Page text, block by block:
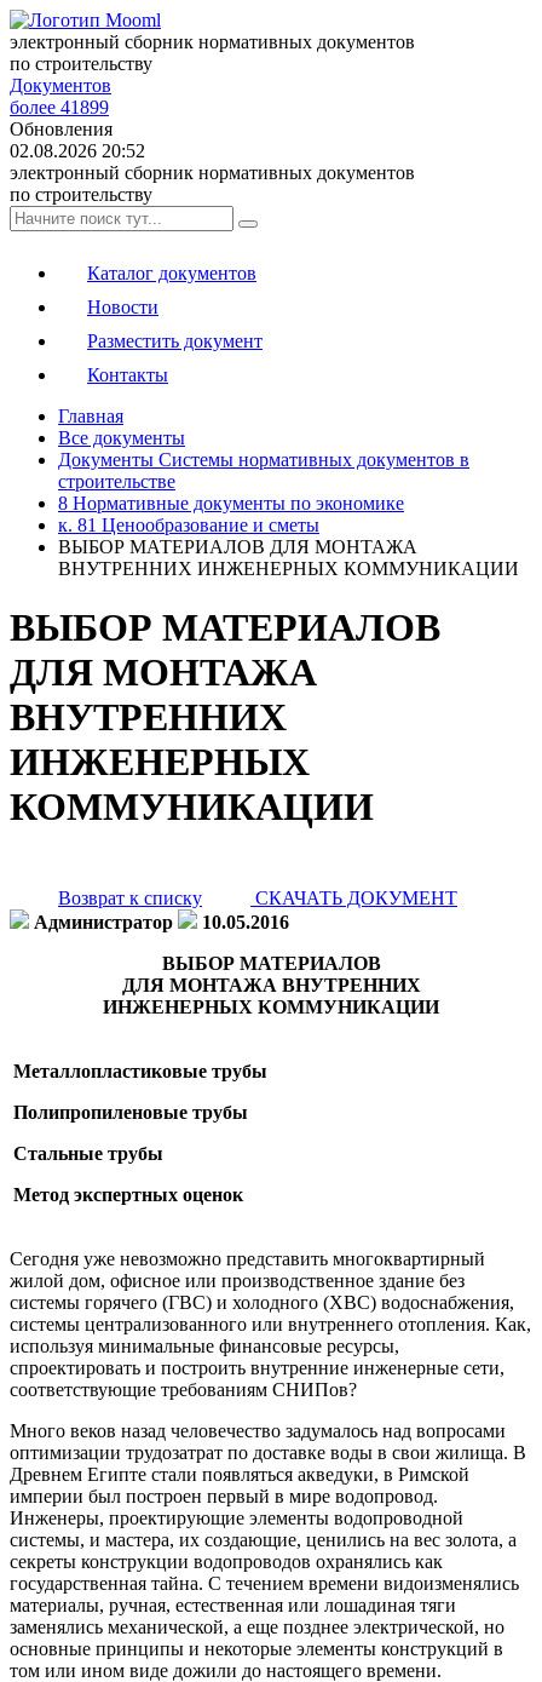
электронный сборник нормативных документов
по строительству
Документов
более 41899
Обновления
02.08.2026 20:52
электронный сборник нормативных документов
по строительству
Каталог документов
Новости
Разместить документ
Контакты
Главная
Все документы
Документы Системы нормативных документов в
строительстве
8 Нормативные документы по экономике
к. 81 Ценообразование и сметы
ВЫБОР МАТЕРИАЛОВ ДЛЯ МОНТАЖА
ВНУТРЕННИХ ИНЖЕНЕРНЫХ КОММУНИКАЦИИ
ВЫБОР МАТЕРИАЛОВ
ДЛЯ МОНТАЖА
ВНУТРЕННИХ
ИНЖЕНЕРНЫХ
КОММУНИКАЦИИ
Возврат к списку
СКАЧАТЬ ДОКУМЕНТ
Администратор
10.05.2016
ВЫБОР МАТЕРИАЛОВ
ДЛЯ МОНТАЖА ВНУТРЕННИХ
ИНЖЕНЕРНЫХ КОММУНИКАЦИИ
Металлопластиковые трубы
Полипропиленовые трубы
Стальные трубы
Метод экспертных оценок
Сегодня уже невозможно представить многоквартирный
жилой дом, офисное или производственное здание без
системы горячего (ГВС) и холодного (ХВС) водоснабжения,
системы централизованного или внутреннего отопления. Как,
используя минимальные финансовые ресурсы,
спроектировать и построить внутренние инженерные сети,
соответствующие требованиям СНИПов?
Много веков назад человечество задумалось над вопросами
оптимизации трудозатрат по доставке воды в свои жилища. В
Древнем Египте стали появляться акведуки, в Римской
империи был построен первый в мире водопровод.
Инженеры, проектирующие элементы водопроводной
системы, и мастера, их создающие, ценились на вес золота, а
секреты конструкции водопроводов охранялись как
государственная тайна. С течением времени видоизменялись
материалы, ручная, естественная или лошадиная тяги
заменялись механической, а еще позднее электрической, но
основные принципы и некоторые элементы конструкций в
том или ином виде дожили до настоящего времени.